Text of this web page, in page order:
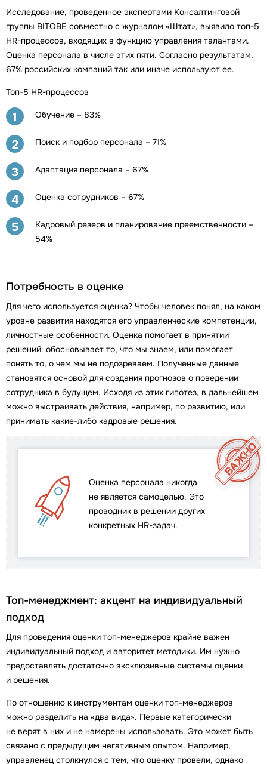
Исследование, проведенное экспертами Консалтинговой
группы BITOBE совместно с журналом «Штат», выявило топ-5
HR-процессов, входящих в функцию управления талантами.
Оценка персонала в числе этих пяти. Согласно результатам,
67% российских компаний так или иначе используют ее.
Топ-5 HR-процессов
1 Обучение – 83%
2 Поиск и подбор персонала – 71%
3 Адаптация персонала – 67%
4 Оценка сотрудников – 67%
5
Кадровый резерв и планирование преемственности –
54%
Потребность в оценке
Для чего используется оценка? Чтобы человек понял, на каком
уровне развития находятся его управленческие компетенции,
личностные особенности. Оценка помогает в принятии
решений: обосновывает то, что мы знаем, или помогает
понять то, о чем мы не подозреваем. Полученные данные
становятся основой для создания прогнозов о поведении
сотрудника в будущем. Исходя из этих гипотез, в дальнейшем
можно выстраивать действия, например, по развитию, или
принимать какие-либо кадровые решения.
Оценка персонала никогда
не является самоцелью. Это
проводник в решении других
конкретных HR-задач.
Топ-менеджмент: акцент на индивидуальный
подход
Для проведения оценки топ-менеджеров крайне важен
индивидуальный подход и авторитет методики. Им нужно
предоставлять достаточно эксклюзивные системы оценки
и решения.
По отношению к инструментам оценки топ-менеджеров
можно разделить на «два вида». Первые категорически
не верят в них и не намерены использовать. Это может быть
связано с предыдущим негативным опытом. Например,
управленец столкнулся с тем, что оценку провели, однако